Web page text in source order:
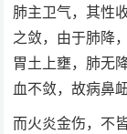
肺主卫气，其性
之敛，由于肺降
胃土上壅，肺无
血不敛，故病鼻衄
而火炎金伤，不